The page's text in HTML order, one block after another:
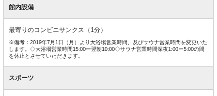
館内設備
最寄りのコンビニサンクス（1分）
※備考：2019年7月1日（月）より大浴場営業時間、及びサウナ営業時間を変更いた
します。◇大浴場営業時間15:00ー翌朝10:00◇サウナ営業時間深夜1:00ー5:00の間
を休止とさせていただきます。
スポーツ